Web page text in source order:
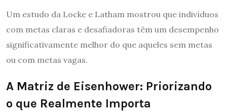
Um estudo da Locke e Latham mostrou que indivíduos
com metas claras e desafiadoras têm um desempenho
significativamente melhor do que aqueles sem metas
ou com metas vagas.
A Matriz de Eisenhower: Priorizando
o que Realmente Importa